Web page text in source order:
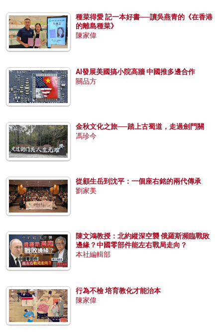
種菜得愛 記一本好書──讀吳燕青的《在香港
的離島種菜》
陳家偉
AI發展美國搞小院高牆 中國推多邊合作
關品方
金秋文化之旅──踏上古蜀道，走過劍門關
馮珍今
從顧生岳到沈平：一個座右銘的兩代傳承
劉家美
陳文鴻教授：北約縱深空襲 俄羅斯瀕臨戰敗
邊緣？中國零部件能左右戰局走向？
本社編輯部
行為不檢 培育教化才能治本
陳家偉